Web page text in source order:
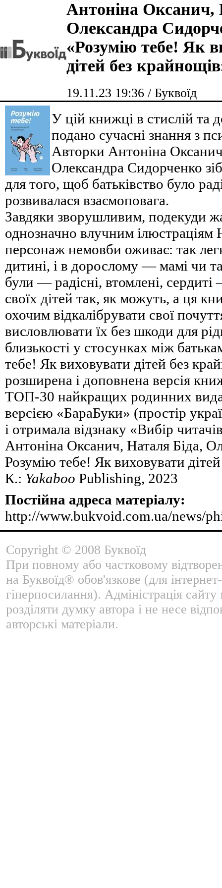
Антоніна Оксанич,
Олександра
«Розумію тебе! Як
дітей без
19.11.23 19:36 / Буквоїд
У цій книжці в стислій та
подано сучасні знання з
Авторки Антоніна
Олександра Сидорченко
для того, щоб батьківство було
розвивалася взаємоповага.
Завдяки зворушливим, подекуди
однозначно влучним ілюстраціям
персонаж немовби оживає: так
дитині, і в дорослому — мамі чи
були — радісні, втомлені,
своїх дітей так, як можуть, а ця
охочим відкалібрувати свої
висловлювати їх без шкоди для
близькості у стосунках між
тебе! Як виховувати дітей без
розширена і доповнена версія
ТОП-30 найкращих родинних
версією «БараБуки» (простір
і отримала відзнаку «Вибір
Антоніна Оксанич, Наталя Біда,
Розумію тебе! Як виховувати
К.: Yakaboo Publishing, 2023
Постійна адреса матеріалу:
http://www.bukvoid.com.ua/news/
Copyright © 2008 Буквоїд
При повному або частковому
на Буквоїд® обов'язкове (для
гіперпосилання). Адміністрація
розділяти думку автора і не несе
авторські матеріали.